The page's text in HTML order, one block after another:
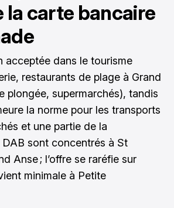
la carte bancaire
acceptée dans le tourisme
restaurants de plage à Grand
plongée, supermarchés), tandis
la norme pour les transports
et une partie de la
sont concentrés à St
Anse ; l’offre se raréfie sur
minimale à Petite